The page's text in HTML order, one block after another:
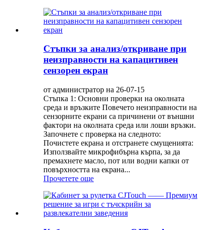
Стъпки за анализ/откриване при
неизправности на капацитивен
сензорен екран
от администратор на 26-07-15
Стъпка 1: Основни проверки на околната
среда и връзките Повечето неизправности на
сензорните екрани са причинени от външни
фактори на околната среда или лоши връзки.
Започнете с проверка на следното:
Почистете екрана и отстранете смущенията:
Използвайте микрофибърна кърпа, за да
премахнете масло, пот или водни капки от
повърхността на екрана...
Прочетете още